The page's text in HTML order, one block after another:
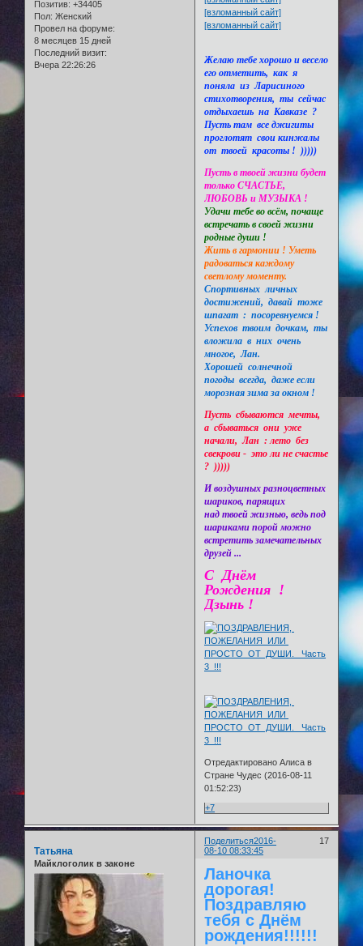
Позитив: +34405
Пол: Женский
Провел на форуме:
8 месяцев 15 дней
Последний визит:
Вчера 22:26:26
[взломанный сайт]
[взломанный сайт]
Желаю тебе хорошо и весело
его отметить, как я
поняла из Ларисиного
стихотворения, ты сейчас
отдыхаешь на Кавказе ?
Пусть там все джигиты
проглотят свои кинжалы
от твоей красоты ! )))))
Пусть в твоей жизни будет
только СЧАСТЬЕ,
ЛЮБОВЬ и МУЗЫКА !
Удачи тебе во всём, почаще
встречать в своей жизни
родные души !
Жить в гармонии ! Уметь
радоваться каждому
светлому моменту.
Спортивных личных
достижений, давай тоже
шпагат : посоревнуемся !
Успехов твоим дочкам, ты
вложила в них очень
многое, Лан.
Хорошей солнечной
погоды всегда, даже если
морозная зима за окном !
Пусть сбываются мечты,
а сбываться они уже
начали, Лан : лето без
свекрови - это ли не счастье
? )))))
И воздушных разноцветных
шариков, парящих
над твоей жизнью, ведь под
шариками порой можно
встретить замечательных
друзей ...
С Днём
Рождения !
Дзынь !
Отредактировано Алиса в
Стране Чудес (2016-08-11
01:52:23)
+7
Поделиться 17
2016-
08-10 08:33:45
Татьяна
Майклоголик в законе
Ланочка
дорогая!
Поздравляю
тебя с Днём
рождения!!!!!!